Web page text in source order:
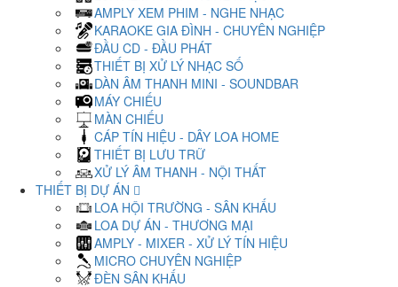
AMPLY XEM PHIM - NGHE NHẠC
KARAOKE GIA ĐÌNH - CHUYÊN NGHIỆP
ĐẦU CD - ĐẦU PHÁT
THIẾT BỊ XỬ LÝ NHẠC SỐ
DÀN ÂM THANH MINI - SOUNDBAR
MÁY CHIẾU
MÀN CHIẾU
CÁP TÍN HIỆU - DÂY LOA HOME
THIẾT BỊ LƯU TRỮ
XỬ LÝ ÂM THANH - NỘI THẤT
THIẾT BỊ DỰ ÁN
LOA HỘI TRƯỜNG - SÂN KHẤU
LOA DỰ ÁN - THƯƠNG MẠI
AMPLY - MIXER - XỬ LÝ TÍN HIỆU
MICRO CHUYÊN NGHIỆP
ĐÈN SÂN KHẤU